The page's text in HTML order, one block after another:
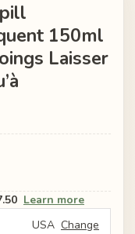
150ml
Laisser
Learn more
USA Change